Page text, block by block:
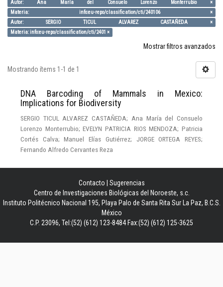
Autor: Ana María del Consuelo Lorenzo Monterrubio ×
Materia: info:eu-repo/classification/cti/240106 ×
Autor: SERGIO TICUL ALVAREZ CASTAÑEDA ×
Materia: info:eu-repo/classification/cti/2401 ×
Mostrar filtros avanzados
Mostrando ítems 1-1 de 1
DNA Barcoding of Mammals in Mexico:
Implications for Biodiversity
SERGIO TICUL ALVAREZ CASTAÑEDA; Ana María del Consuelo
Lorenzo Monterrubio; EVELYN PATRICIA RIOS MENDOZA; Patricia
Cortés Calva; Manuel Elías Gutiérrez; JORGE ORTEGA REYES;
Fernando Alfredo Cervantes Reza
Contacto
Sugerencias
Centro de Investigaciones Biológicas del Noroeste, s.c.
Instituto Politécnico Nacional 195, Playa Palo de Santa Rita Sur La Paz, B.C.S.
México
C.P. 23096, Tel:(52) (612) 123-8484 Fax:(52) (612) 125-3625